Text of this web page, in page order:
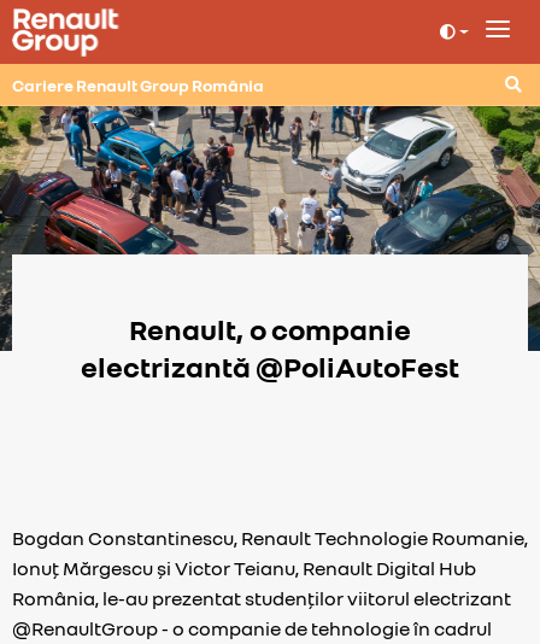
Cariere Renault Group România
Renault, o companie
electrizantă @PoliAutoFest
Bogdan Constantinescu, Renault Technologie Roumanie,
Ionuț Mărgescu și Victor Teianu, Renault Digital Hub
România, le-au prezentat studenților viitorul electrizant
@RenaultGroup - o companie de tehnologie în cadrul